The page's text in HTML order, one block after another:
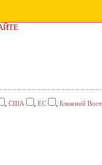
, США , ЕС , Ближний